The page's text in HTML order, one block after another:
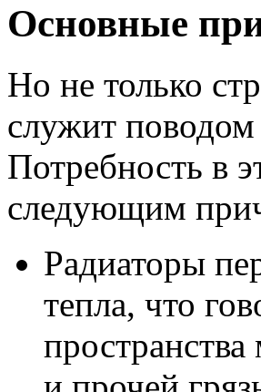
Основные
Но не только
служит поводом
Потребность в
следующим
Радиаторы
тепла, что